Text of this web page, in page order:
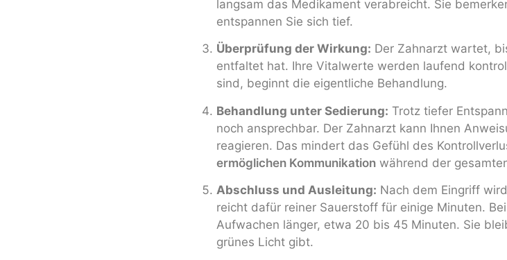
langsam das Medikament verabreicht. Sie
entspannen Sie sich tief.
Überprüfung der Wirkung: Der Zahnarzt wartet,
entfaltet hat. Ihre Vitalwerte werden laufend
sind, beginnt die eigentliche Behandlung.
Behandlung unter Sedierung: Trotz tiefer
noch ansprechbar. Der Zahnarzt kann Ihnen
reagieren. Das mindert das Gefühl des
ermöglichen Kommunikation während der
Abschluss und Ausleitung: Nach dem Eingriff
reicht dafür reiner Sauerstoff für einige Minuten.
Aufwachen länger, etwa 20 bis 45 Minuten. Sie
grünes Licht gibt.